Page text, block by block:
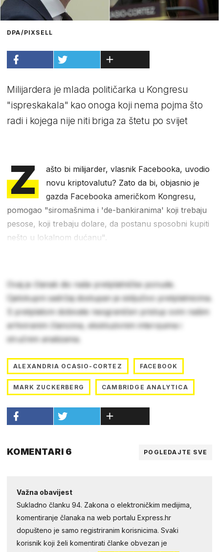
DPA/PIXSELL
Milijardera je mlada političarka u Kongresu
"ispreskakala" kao onoga koji nema pojma što
radi i kojega nije niti briga za štetu po svijet
Z
ašto bi milijarder, vlasnik Facebooka, uvodio
novu kriptovalutu? Zato da bi, objasnio je
gazda Facebooka američkom Kongresu,
pomogao "siromašnima i 'de-bankiranima' koji trebaju
pesose, koji trebaju dolare, da postanu sposobni kupiti
nešto u lokalnom dućanu".
Ovaj je članak dio naše pretplatničke ponude.
Cjelokupni sadržaj dostupan je isključivo pretplatnicima.
S pretplatom dobivate neograničen pristup svim našim
arhiviranim člancima, ekskluzivnim intervjuima i
stručnim analizama.
ALEXANDRIA OCASIO-CORTEZ FACEBOOK
MARK ZUCKERBERG CAMBRIDGE ANALYTICA
KOMENTARI 6 POGLEDAJTE SVE
Važna obavijest
Sukladno članku 94. Zakona o elektroničkim medijima,
komentiranje članaka na web portalu Express.hr
dopušteno je samo registriranim korisnicima. Svaki
korisnik koji želi komentirati članke obvezan je